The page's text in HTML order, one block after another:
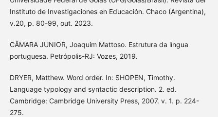
Instituto de Investigaciones en Educación. Chaco (Argentina),
v.20, p. 80-99, out. 2023.
CÂMARA JUNIOR, Joaquim Mattoso. Estrutura da língua
portuguesa. Petrópolis-RJ: Vozes, 2019.
DRYER, Matthew. Word order. In: SHOPEN, Timothy.
Language typology and syntactic description. 2. ed.
Cambridge: Cambridge University Press, 2007. v. 1. p. 224-
275.